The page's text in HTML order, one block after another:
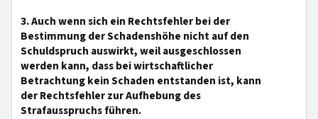
3. Auch wenn sich ein Rechtsfehler bei der
Bestimmung der Schadenshöhe nicht auf den
Schuldspruch auswirkt, weil ausgeschlossen
werden kann, dass bei wirtschaftlicher
Betrachtung kein Schaden entstanden ist, kann
der Rechtsfehler zur Aufhebung des
Strafausspruchs führen.